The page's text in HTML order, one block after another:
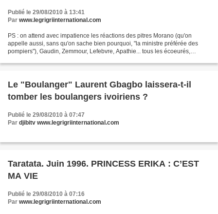
Publié le 29/08/2010 à 13:41
Par www.legrigriinternational.com
PS : on attend avec impatience les réactions des pitres Morano (qu'on
appelle aussi, sans qu'on sache bien pourquoi, "la ministre préférée des
pompiers"), Gaudin, Zemmour, Lefebvre, Apathie... tous les écoeurés,
Le "Boulanger" Laurent Gbagbo laissera-t-il
tomber les boulangers ivoiriens ?
Publié le 29/08/2010 à 07:47
Par djibitv www.legrigriinternational.com
Taratata. Juin 1996. PRINCESS ERIKA : C’EST
MA VIE
Publié le 29/08/2010 à 07:16
Par www.legrigriinternational.com